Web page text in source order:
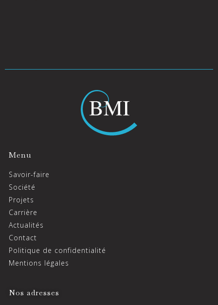
Menu
Savoir-faire
Société
Projets
Carrière
Actualités
Contact
Politique de confidentialité
Mentions légales
Nos adresses